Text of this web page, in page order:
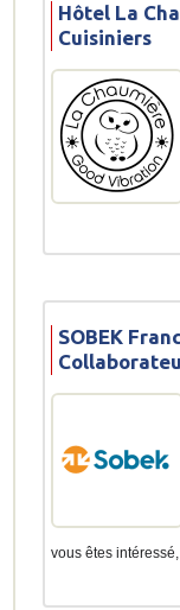
Hôtel La
Cuisiniers
SOBEK
vous êtes